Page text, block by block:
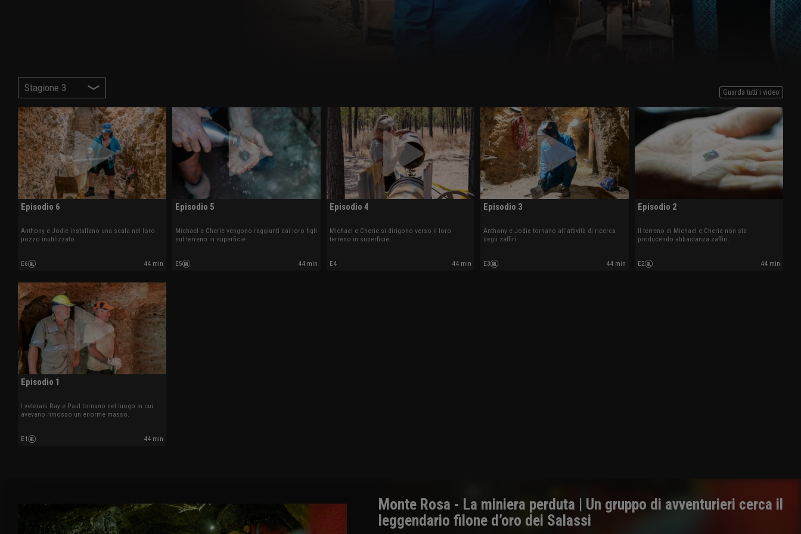
Stagione 3 Guarda tutti i video
Episodio 6
Anthony e Jodie installano una scala nel loro
pozzo inutilizzato.
E6 44 min
Episodio 5
Michael e Cherie vengono raggiunti dai loro figli
sul terreno in superficie.
E5 44 min
Episodio 4
Michael e Cherie si dirigono verso il loro
terreno in superficie.
E4 44 min
Episodio 3
Anthony e Jodie tornano all’attività di ricerca
degli zaffiri.
E3 44 min
Episodio 2
Il terreno di Michael e Cherie non sta
producendo abbastanza zaffiri.
E2 44 min
Episodio 1
I veterani Ray e Paul tornano nel luogo in cui
avevano rimosso un enorme masso.
E1 44 min
Monte Rosa - La miniera perduta | Un gruppo di avventurieri cerca il
leggendario filone d’oro dei Salassi